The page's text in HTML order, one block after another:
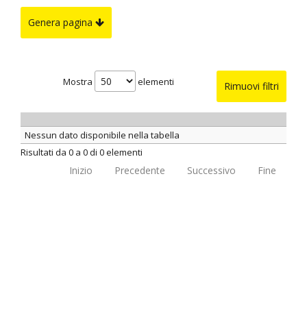
Genera pagina
Rimuovi filtri
Mostra elementi
Nessun dato disponibile nella tabella
Risultati da 0 a 0 di 0 elementi
Inizio Precedente Successivo Fine